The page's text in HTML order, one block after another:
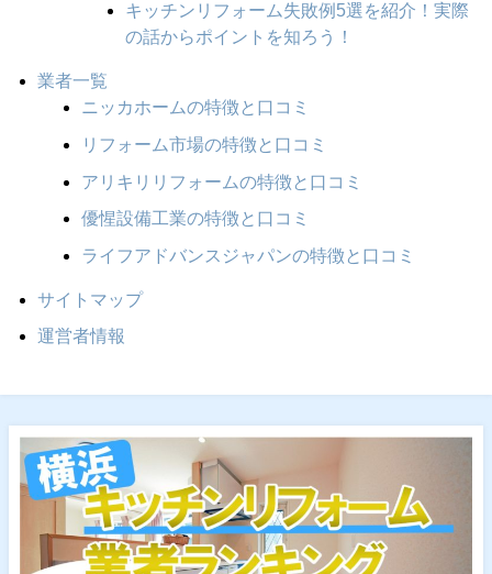
キッチンリフォーム失敗例5選を紹介！実際
の話からポイントを知ろう！
業者一覧
ニッカホームの特徴と口コミ
リフォーム市場の特徴と口コミ
アリキリリフォームの特徴と口コミ
優惺設備工業の特徴と口コミ
ライフアドバンスジャパンの特徴と口コミ
サイトマップ
運営者情報